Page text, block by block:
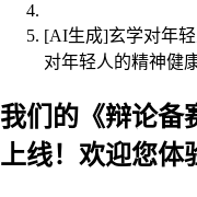
[AI生成]玄学对年
对年轻人的精神健
我们的《辩论备
上线！欢迎您体